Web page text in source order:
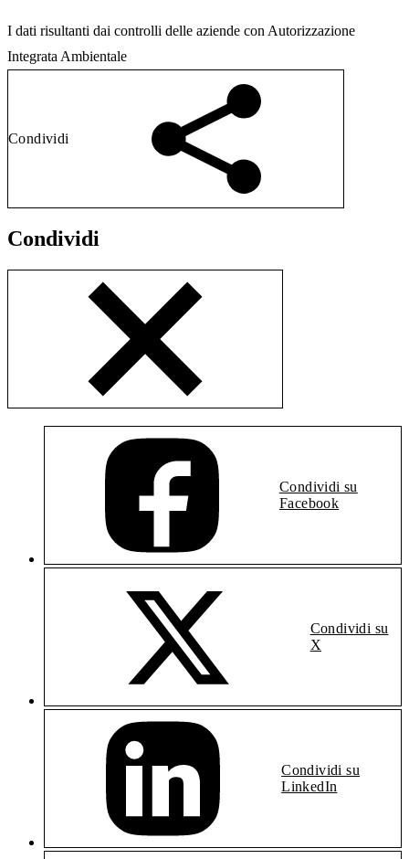
I dati risultanti dai controlli delle aziende con Autorizzazione
Integrata Ambientale
Condividi
Condividi
Condividi su
Facebook
Condividi su
X
Condividi su
LinkedIn